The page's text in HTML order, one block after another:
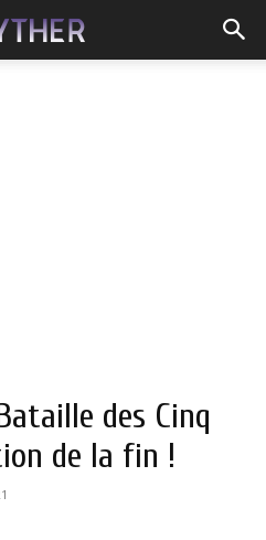
des Cinq
de la fin !